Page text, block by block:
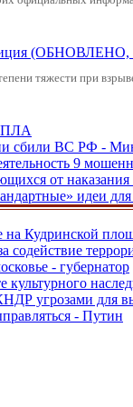
тяжести при
сбили ВС РФ -
9
от
идеи
на Кудринской
содействие
- губернатор
угрозами для
- Путин